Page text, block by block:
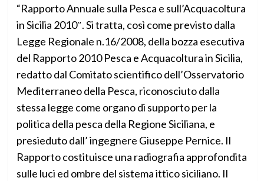
“Rapporto Annuale sulla Pesca e sull’Acquacoltura
in Sicilia 2010″. Si tratta, così come previsto dalla
Legge Regionale n.16/2008, della bozza esecutiva
del Rapporto 2010 Pesca e Acquacoltura in Sicilia,
redatto dal Comitato scientifico dell’Osservatorio
Mediterraneo della Pesca, riconosciuto dalla
stessa legge come organo di supporto per la
politica della pesca della Regione Siciliana, e
presieduto dall’ ingegnere Giuseppe Pernice. Il
Rapporto costituisce una radiografia approfondita
sulle luci ed ombre del sistema ittico siciliano. Il